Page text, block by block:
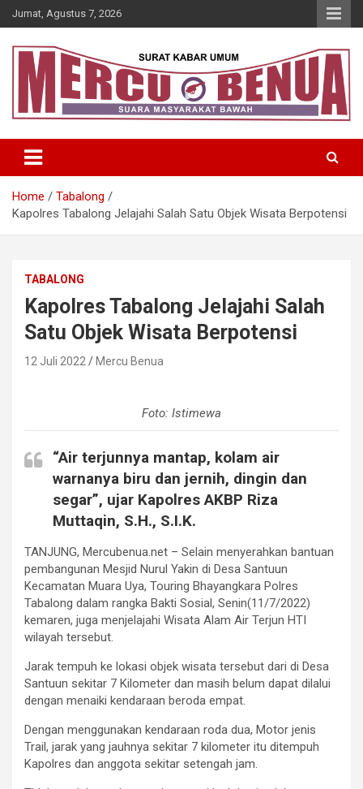
Skip
to
Jumat, Agustus 7, 2026
Mercu Benua
Home
Tabalong
Kapolres Tabalong Jelajahi Salah Satu Objek Wisata Berpotensi
TABALONG
Kapolres Tabalong Jelajahi Salah
Satu Objek Wisata Berpotensi
12 Juli 2022 Mercu Benua
Foto: Istimewa
“Air terjunnya mantap, kolam air
warnanya biru dan jernih, dingin dan
segar”, ujar Kapolres AKBP Riza
Muttaqin, S.H., S.I.K.
TANJUNG, Mercubenua.net – Selain menyerahkan bantuan
pembangunan Mesjid Nurul Yakin di Desa Santuun
Kecamatan Muara Uya, Touring Bhayangkara Polres
Tabalong dalam rangka Bakti Sosial, Senin(11/7/2022)
kemaren, juga menjelajahi Wisata Alam Air Terjun HTI
wilayah tersebut.
Jarak tempuh ke lokasi objek wisata tersebut dari di Desa
Santuun sekitar 7 Kilometer dan masih belum dapat dilalui
dengan menaiki kendaraan beroda empat.
Dengan menggunakan kendaraan roda dua, Motor jenis
Trail, jarak yang jauhnya sekitar 7 kilometer itu ditempuh
Kapolres dan anggota sekitar setengah jam.